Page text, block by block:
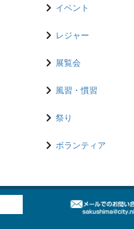
イベント
レジャー
展覧会
風習・慣習
祭り
ボランティア